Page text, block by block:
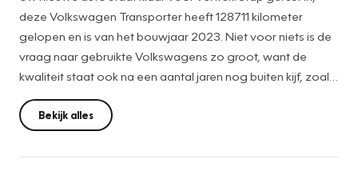
deze Volkswagen Transporter heeft 128711 kilometer
gelopen en is van het bouwjaar 2023. Niet voor niets is de
vraag naar gebruikte Volkswagens zo groot, want de
kwaliteit staat ook na een aantal jaren nog buiten kijf, zoals
aan deze Transporter duidelijk te zien is. De
onderhoudshistorie van deze auto is bekend. Deze diesel
heeft een handgeschakelde vijfversnellingsbak. Lekker
Bekijk alles